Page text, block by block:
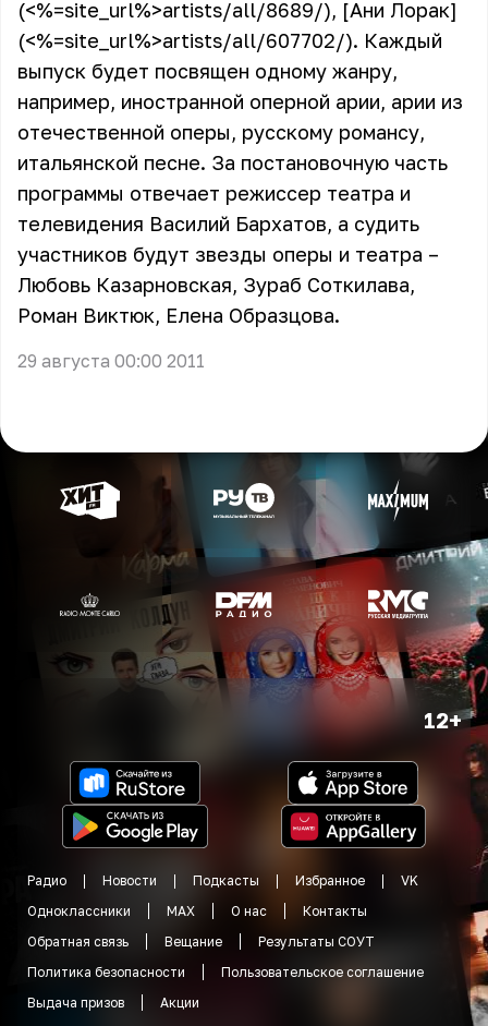
(<%=site_url%>artists/all/8689/), [Ани Лорак]
(<%=site_url%>artists/all/607702/). Каждый
выпуск будет посвящен одному жанру,
например, иностранной оперной арии, арии из
отечественной оперы, русскому романсу,
итальянской песне. За постановочную часть
программы отвечает режиссер театра и
телевидения Василий Бархатов, а судить
участников будут звезды оперы и театра –
Любовь Казарновская, Зураб Соткилава,
Роман Виктюк, Елена Образцова.
29 августа 00:00 2011
12+
Радио Новости Подкасты Избранное
VK
Одноклассники
MAX О нас
Контакты
Обратная связь
Вещание
Результаты СОУТ
Политика безопасности
Пользовательское соглашение
Выдача призов
Акции